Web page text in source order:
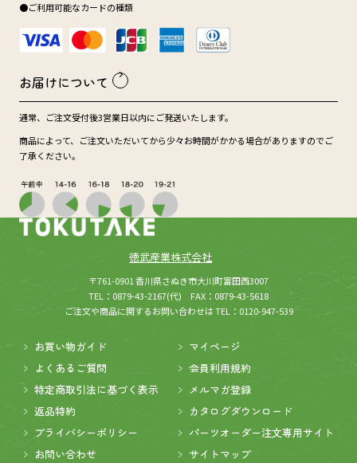
●ご利用可能なカードの種類
お届けについて
通常、ご注文受付後3営業日以内にご発送いたします。
商品によって、ご注文いただいてから少々お時間がかかる場合がありますのでご
了承ください。
徳武産業株式会社
所在：
〒761-0901 香川県さぬき市大川町富田西3007
TEL：0879-43-2167(代) FAX：0879-43-5618
ご注文や商品に関するお問い合わせは TEL：0120-947-539
お買い物ガイド
よくあるご質問
特定商取引法に基づく表示
返品特約
プライバシーポリシー
お問い合わせ
マイページ
会員利用規約
メルマガ登録
カタログダウンロード
パーツオーダー注文専用サイト
サイトマップ